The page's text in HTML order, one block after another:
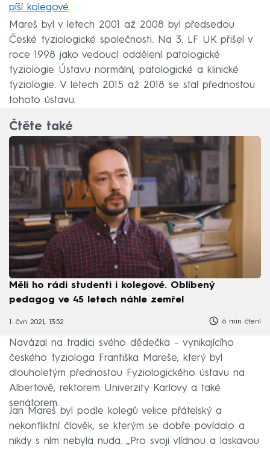
píší kolegové.
Mareš byl v letech 2001 až 2008 byl předsedou
České fyziologické společnosti. Na 3. LF UK přišel v
roce 1998 jako vedoucí oddělení patologické
fyziologie Ústavu normální, patologické a klinické
fyziologie. V letech 2015 až 2018 se stal přednostou
tohoto ústavu.
Čtěte také
Měli ho rádi studenti i kolegové. Oblíbený
pedagog ve 45 letech náhle zemřel
1. čvn 2021, 13:52 6 min čtení
Navázal na tradici svého dědečka – vynikajícího
českého fyziologa Františka Mareše, který byl
dlouholetým přednostou Fyziologického ústavu na
Albertově, rektorem Univerzity Karlovy a také
senátorem.
Jan Mareš byl podle kolegů velice přátelský a
nekonfliktní člověk, se kterým se dobře povídalo a
nikdy s ním nebyla nuda. „Pro svoji vlídnou a laskavou